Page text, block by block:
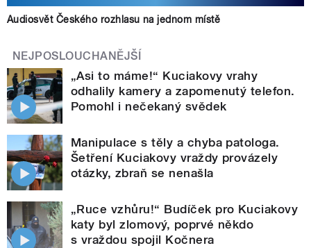
Audiosvět Českého rozhlasu na jednom místě
NEJPOSLOUCHANĚJŠÍ
„Asi to máme!“ Kuciakovy vrahy
odhalily kamery a zapomenutý telefon.
Pomohl i nečekaný svědek
Manipulace s těly a chyba patologa.
Šetření Kuciakovy vraždy provázely
otázky, zbraň se nenašla
„Ruce vzhůru!“ Budíček pro Kuciakovy
katy byl zlomový, poprvé někdo
s vraždou spojil Kočnera